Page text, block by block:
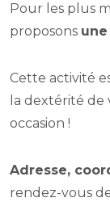
Pour les plus
proposons
Cette activité
la dextérité
occasion !
Adresse,
rendez-vous